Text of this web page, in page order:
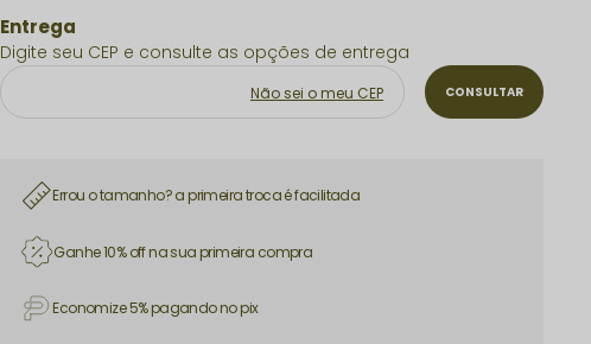
Não sei o meu CEP
Errou o tamanho? a primeira troca é facilitada
Ganhe 10% off na sua primeira compra
Economize 5% pagando no pix